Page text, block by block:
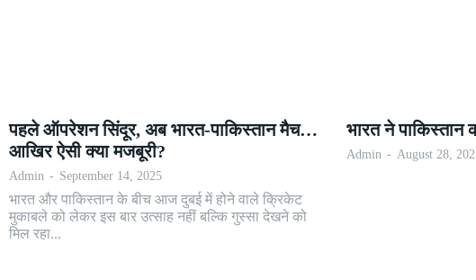
पहले ऑपरेशन सिंदूर, अब भारत-पाकिस्तान मैच…
आखिर ऐसी क्या मजबूरी?
Admin - September 14, 2025
भारत और पाकिस्तान के बीच आज दुबई में होने वाले क्रिकेट
मुकाबले को लेकर इस बार उत्साह नहीं बल्कि गुस्सा देखने को
मिल रहा...
भारत ने पाकिस्तान
Admin - August 28,